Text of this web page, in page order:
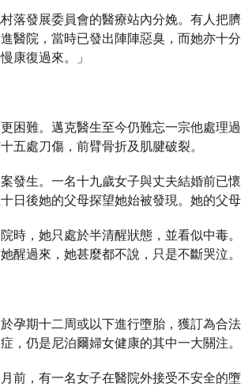
落發展委員會的醫療站內分娩。有人把
醫院，當時已發出陣陣惡臭，而她亦十
康復過來。」
困難。邁克醫生至今仍難忘一宗他處理
五處刀傷，前臂骨折及肌腱破裂。
發生。一名十九歲女子與丈夫結婚前已
日後她的父母探望她始被發現。她的父
時，她只處於半清醒狀態，並看似中毒
醒過來，她甚麼都不說，只是不斷哭泣
孕期十二周或以下進行墮胎，獲訂為合
，仍是尼泊爾婦女健康的其中一大關注。
前，有一名女子在醫院外接受不安全的